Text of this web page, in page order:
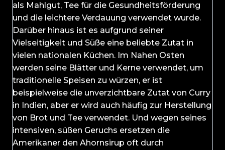
als Mahlgut, Tee für die Gesundheitsförderung
und die leichtere Verdauung verwendet wurde.
Darüber hinaus ist es aufgrund seiner
Vielseitigkeit und Süße eine beliebte Zutat in
vielen nationalen Küchen. Im Nahen Osten
werden seine Blätter und Kerne verwendet, um
traditionelle Speisen zu würzen, er ist
beispielweise die unverzichtbare Zutat von Curry
in Indien, aber er wird auch häufig zur Herstellung
von Brot und Tee verwendet. Und wegen seines
intensiven, süßen Geruchs ersetzen die
Amerikaner den Ahornsirup oft durch